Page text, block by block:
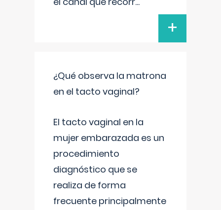
+
¿Qué observa la matrona
en el tacto vaginal?
El tacto vaginal en la
mujer embarazada es un
procedimiento
diagnóstico que se
realiza de forma
frecuente principalmente